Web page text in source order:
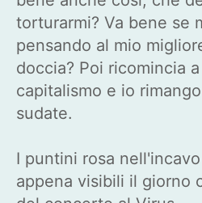
torturarmi? Va bene se
pensando al mio
doccia? Poi ricomincia
capitalismo e io
sudate.
I puntini rosa
appena visibili il giorno